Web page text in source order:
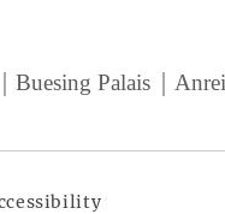
Buesing Palais